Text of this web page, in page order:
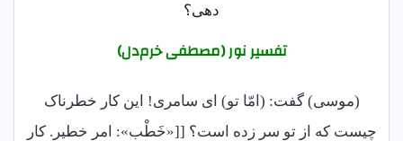
دهی؟
تفسیر نور (مصطفی خرم‌دل)
(موسی) گفت: (امّا تو) ای سامری! این کار خطرناک
چیست که از تو سر زده است؟ [[«خَطْب»: امر خطیر. کار